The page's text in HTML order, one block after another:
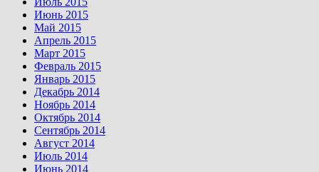
Июнь 2015
Май 2015
Апрель 2015
Март 2015
Февраль 2015
Январь 2015
Декабрь 2014
Ноябрь 2014
Октябрь 2014
Сентябрь 2014
Август 2014
Июль 2014
Июнь 2014